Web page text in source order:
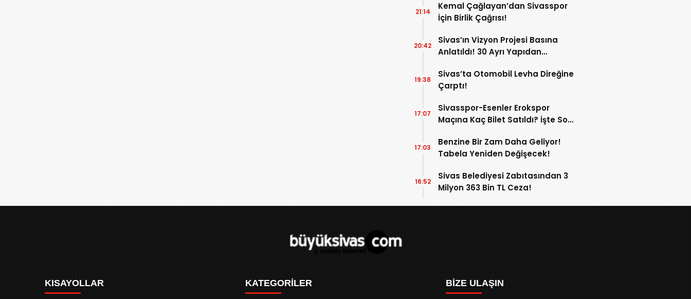
Kemal Çağlayan’dan Sivasspor
İçin Birlik Çağrısı!
21:14
Sivas’ın Vizyon Projesi Basına
Anlatıldı! 30 Ayrı Yapıdan
20:42
Sivas’ta Otomobil Levha Direğine
Çarptı!
19:38
Sivasspor-Esenler Erokspor
Maçına Kaç Bilet Satıldı? İşte Son
17:07
Benzine Bir Zam Daha Geliyor!
Tabela Yeniden Değişecek!
17:03
Sivas Belediyesi Zabıtasından 3
Milyon 363 Bin TL Ceza!
16:52
KISAYOLLAR KATEGORİLER BİZE ULAŞIN